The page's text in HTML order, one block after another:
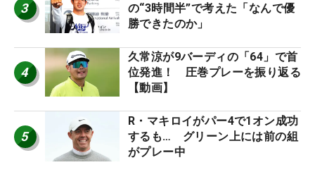
3
の“3時間半”で考えた「なんで優
勝できたのか」
4
久常涼が9バーディの「64」で首
位発進！ 圧巻プレーを振り返る
【動画】
5
R・マキロイがパー4で1オン成功
するも… グリーン上には前の組
がプレー中